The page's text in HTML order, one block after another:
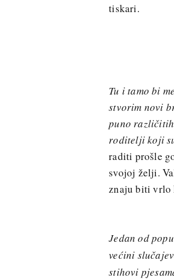
tiskari.
Tu i tamo bi
stvorim novi
puno
roditelji koji
raditi prošle
svojoj želji.
znaju biti vrlo
Jedan od
većini
stihovi